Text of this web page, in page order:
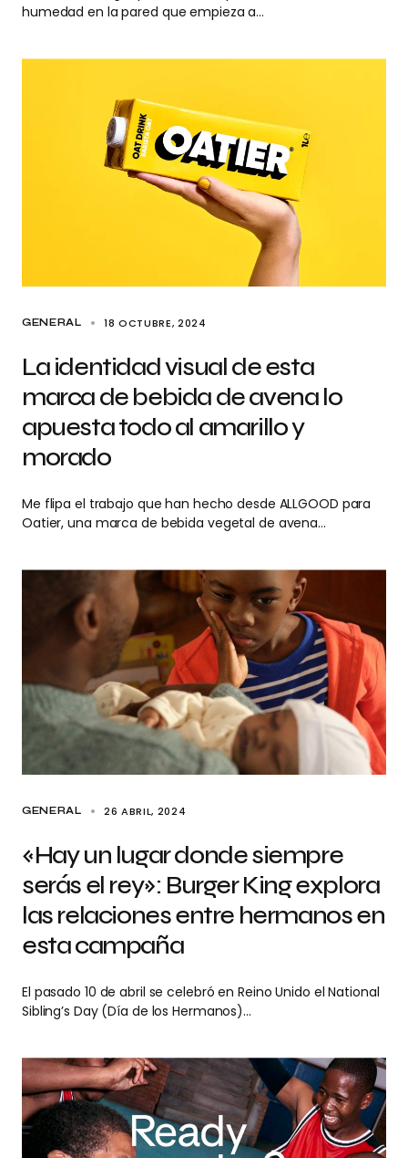
humedad en la pared que empieza a…
GENERAL 18 OCTUBRE, 2024
La identidad visual de esta
marca de bebida de avena lo
apuesta todo al amarillo y
morado
Me flipa el trabajo que han hecho desde ALLGOOD para
Oatier, una marca de bebida vegetal de avena…
GENERAL 26 ABRIL, 2024
«Hay un lugar donde siempre
serás el rey»: Burger King explora
las relaciones entre hermanos en
esta campaña
El pasado 10 de abril se celebró en Reino Unido el National
Sibling’s Day (Día de los Hermanos)…